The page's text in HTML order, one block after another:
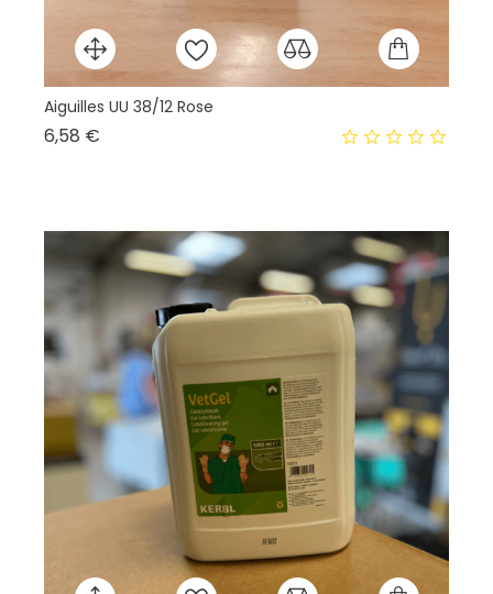
Aiguilles UU 38/12 Rose
6,58 €